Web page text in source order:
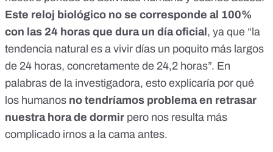
Este reloj biológico no se corresponde al 100%
con las 24 horas que dura un día oficial , ya que “la
tendencia natural es a vivir días un poquito más largos
de 24 horas, concretamente de 24,2 horas”. En
palabras de la investigadora, esto explicaría por qué
los humanos no tendríamos problema en retrasar
nuestra hora de dormir pero nos resulta más
complicado irnos a la cama antes.